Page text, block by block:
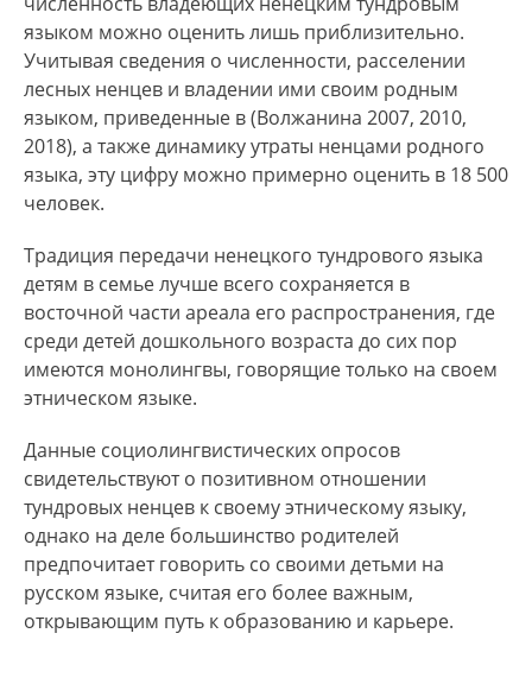
языком можно оценить лишь приблизительно.
Учитывая сведения о численности, расселении
лесных ненцев и владении ими своим родным
языком, приведенные в (Волжанина 2007, 2010,
2018), а также динамику утраты ненцами родного
языка, эту цифру можно примерно оценить в 18 500
человек.
Традиция передачи ненецкого тундрового языка
детям в семье лучше всего сохраняется в
восточной части ареала его распространения, где
среди детей дошкольного возраста до сих пор
имеются монолингвы, говорящие только на своем
этническом языке.
Данные социолингвистических опросов
свидетельствуют о позитивном отношении
тундровых ненцев к своему этническому языку,
однако на деле большинство родителей
предпочитает говорить со своими детьми на
русском языке, считая его более важным,
открывающим путь к образованию и карьере.